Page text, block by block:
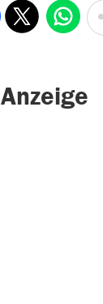
Anzeige